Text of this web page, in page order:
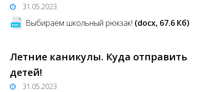
31.05.2023
Выбираем школьный рюкзак! (docx, 67.6 Кб)
Летние каникулы. Куда отправить
детей!
31.05.2023